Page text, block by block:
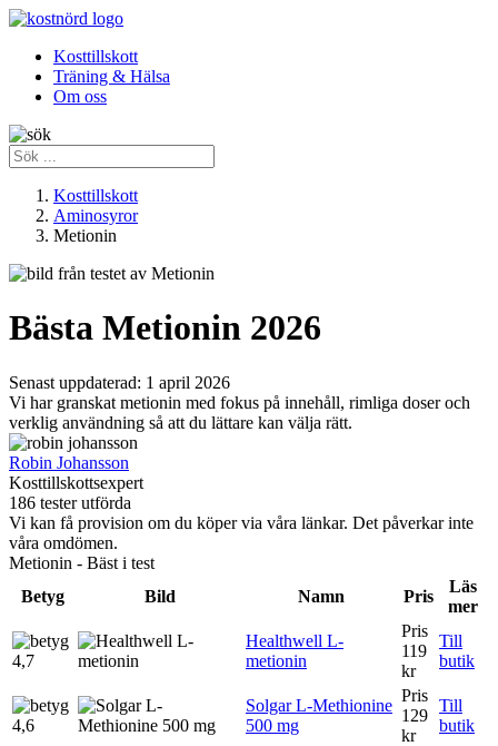
Kosttillskott
Träning & Hälsa
Om oss
Kosttillskott
Aminosyror
Metionin
Bästa Metionin 2026
Senast uppdaterad: 1 april 2026
Vi har granskat metionin med fokus på innehåll, rimliga doser och
verklig användning så att du lättare kan välja rätt.
Robin Johansson
Kosttillskottsexpert
186 tester utförda
Vi kan få provision om du köper via våra länkar. Det påverkar inte
våra omdömen.
Metionin - Bäst i test
Betyg
Bild Namn Pris
Läs
mer
4,7
Healthwell L-
metionin
Pris
119
kr
Till
butik
4,6
Solgar L-Methionine
500 mg
Pris
129
kr
Till
butik